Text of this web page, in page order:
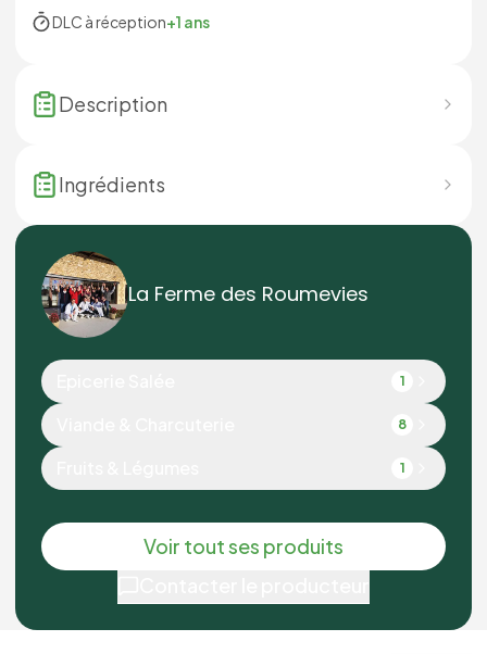
DLC à réception+1 ans
Description
Ingrédients
La Ferme des Roumevies
1
8
1
Voir tout ses produits